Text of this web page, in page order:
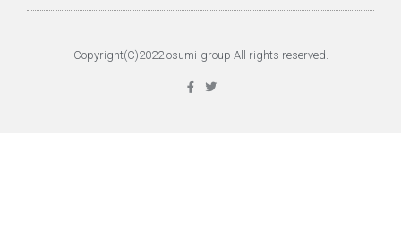
Copyright(C)2022 osumi-group All rights reserved.